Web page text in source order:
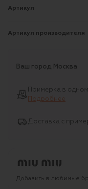
Артикул
Артикул производителя
Ваш город Москва
Примерка в
Подробнее
Доставка с
Добавить в любимые